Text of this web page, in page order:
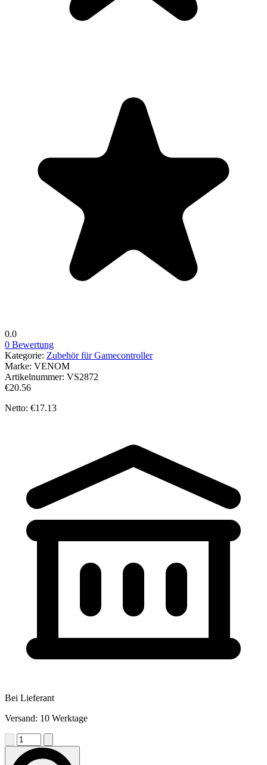
0.0
0 Bewertung
Kategorie: Zubehör für Gamecontroller
Marke: VENOM
Artikelnummer: VS2872
€20.56
Netto: €17.13
Bei Lieferant
Versand: 10 Werktage